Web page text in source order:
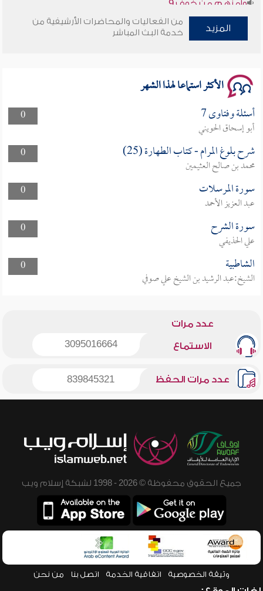
سلسلة محاضرات نفحات رمضانية 1444هـ
المزيد
من الفعاليات والمحاضرات الأرشيفية من
خدمة البث المباشر
الأكثر استماعا لهذا الشهر
0 أسئلة وفتاوى 7
أبو إسحاق الحويني
0
شرح بلوغ المرام - كتاب الطهارة (25)
محمد بن صالح العثيمين
0
سورة المرسلات
عبد العزيز الأحمد
0
سورة الشرح
علي الحذيفي
0
الشاطبية
الشيخ:عبد الرشيد بن الشيخ علي صوفي
عدد مرات
الاستماع 3095016664
عدد مرات الحفظ 839845321
جميع الحقوق محفوظة © 2026 - 1998 لشبكة إسلام ويب
وثيقة الخصوصية اتفاقية الخدمة اتصل بنا من نحن